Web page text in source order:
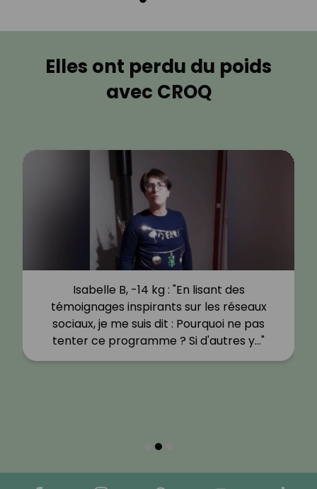
Elles ont perdu du poids
avec CROQ
Isabelle B, -14 kg : "En lisant des
témoignages inspirants sur les réseaux
sociaux, je me suis dit : Pourquoi ne pas
tenter ce programme ? Si d'autres y…"